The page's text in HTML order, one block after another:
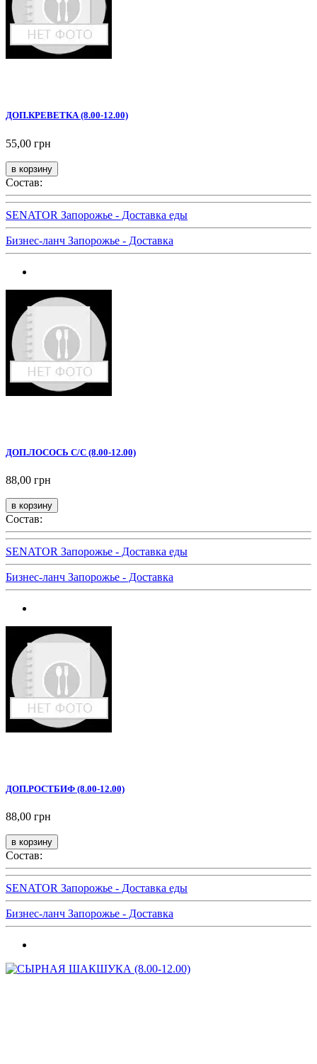
ДОП.КРЕВЕТКА (8.00-12.00)
55,00 грн
Состав:
SENATOR Запорожье - Доставка еды
Бизнес-ланч Запорожье - Доставка
ДОП.ЛОСОСЬ С/С (8.00-12.00)
88,00 грн
Состав:
SENATOR Запорожье - Доставка еды
Бизнес-ланч Запорожье - Доставка
ДОП.РОСТБИФ (8.00-12.00)
88,00 грн
Состав:
SENATOR Запорожье - Доставка еды
Бизнес-ланч Запорожье - Доставка